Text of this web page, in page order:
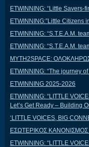
ETWINNING: “Little Savers-
ETWINNING:”Little Citizens
ETWINNING: “S.T.E.A.M.
ETWINNING: “S.T.E.A.M.
MYTH2SPACE:
ETWINNING: “The journey
ETWINNING 2025-2026
ETWINNING: “LITTLE
Let’s Get Ready – Building
‘LITTLE VOICES, BIG
ΕΣΩΤΕΡΙΚΟΣ
ETWINNING: “LITTLE